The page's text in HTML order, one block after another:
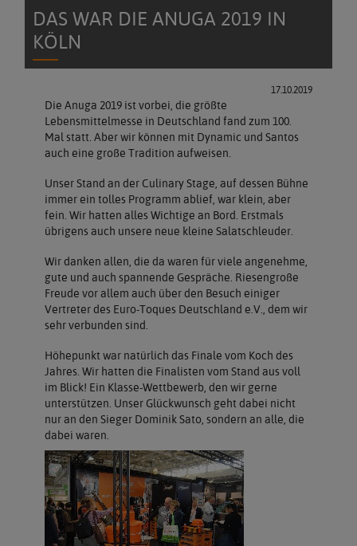
DAS WAR DIE ANUGA 2019 IN
KÖLN
17.10.2019
Die Anuga 2019 ist vorbei, die größte
Lebensmittelmesse in Deutschland fand zum 100.
Mal statt. Aber wir können mit Dynamic und Santos
auch eine große Tradition aufweisen.
Unser Stand an der Culinary Stage, auf dessen Bühne
immer ein tolles Programm ablief, war klein, aber
fein. Wir hatten alles Wichtige an Bord. Erstmals
übrigens auch unsere neue kleine Salatschleuder.
Wir danken allen, die da waren für viele angenehme,
gute und auch spannende Gespräche. Riesengroße
Freude vor allem auch über den Besuch einiger
Vertreter des Euro-Toques Deutschland e.V., dem wir
sehr verbunden sind.
Höhepunkt war natürlich das Finale vom Koch des
Jahres. Wir hatten die Finalisten vom Stand aus voll
im Blick! Ein Klasse-Wettbewerb, den wir gerne
unterstützen. Unser Glückwunsch geht dabei nicht
nur an den Sieger Dominik Sato, sondern an alle, die
dabei waren.